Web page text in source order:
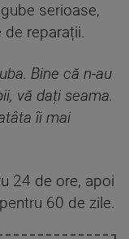
serioase,
reparații.
Bine că n-au
vă dați seama.
îi mai
24 de ore, apoi
60 de zile.